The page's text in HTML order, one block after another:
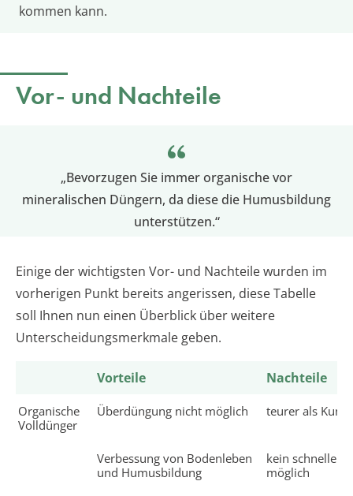
kommen kann.
Vor- und Nachteile
„Bevorzugen Sie immer organische vor
mineralischen Düngern, da diese die Humusbildung
unterstützen.“
Einige der wichtigsten Vor- und Nachteile wurden im
vorherigen Punkt bereits angerissen, diese Tabelle
soll Ihnen nun einen Überblick über weitere
Unterscheidungsmerkmale geben.
Vorteile Nachteile
Organische
Volldünger
Überdüngung nicht möglich teurer als
Verbessung von Bodenleben
und Humusbildung
kein schneller
möglich